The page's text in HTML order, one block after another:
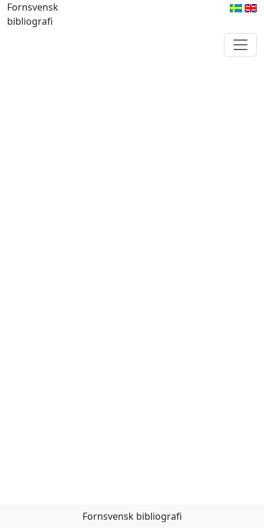
Fornsvensk
bibliografi
Fornsvensk bibliografi